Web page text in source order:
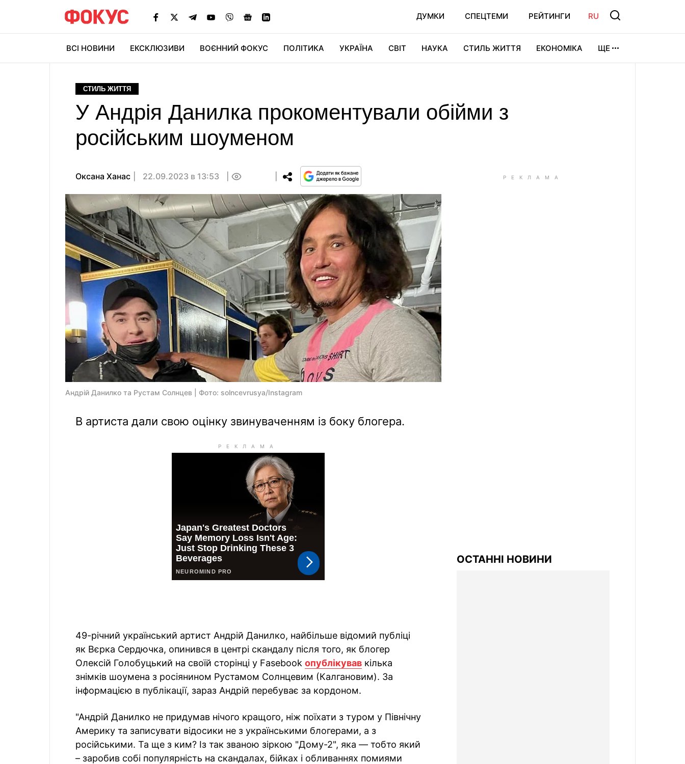
ДУМКИ СПЕЦТЕМИ РЕЙТИНГИ RU
ВСІ НОВИНИ ЕКСКЛЮЗИВИ ВОЄННИЙ ФОКУС ПОЛІТИКА УКРАЇНА СВІТ НАУКА СТИЛЬ ЖИТТЯ ЕКОНОМІКА ЩЕ
СТИЛЬ ЖИТТЯ
У Андрія Данилка прокоментували обійми з
російським шоуменом
Оксана Ханас 22.09.2023 в 13:53
Андрій Данилко та Рустам Солнцев | Фото: solncevrusya/Instagram
В артиста дали свою оцінку звинуваченням із боку блогера.
49-річний український артист Андрій Данилко, найбільше відомий публіці
як Вєрка Сердючка, опинився в центрі скандалу після того, як блогер
Олексій Голобуцький на своїй сторінці у Fasebook опублікував кілька
знімків шоумена з росіянином Рустамом Солнцевим (Калгановим). За
інформацією в публікації, зараз Андрій перебуває за кордоном.
"Андрій Данилко не придумав нічого кращого, ніж поїхати з туром у Північну
Америку та записувати відосики не з українськими блогерами, а з
російськими. Та ще з ким? Із так званою зіркою "Дому-2", яка — тобто який
– заробив собі популярність на скандалах, бійках і обливаннях помиями
ОСТАННІ НОВИНИ